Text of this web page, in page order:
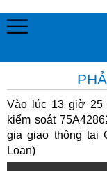
Vào lúc 13 giờ 25
kiểm soát
gia giao thông tại
Loan)